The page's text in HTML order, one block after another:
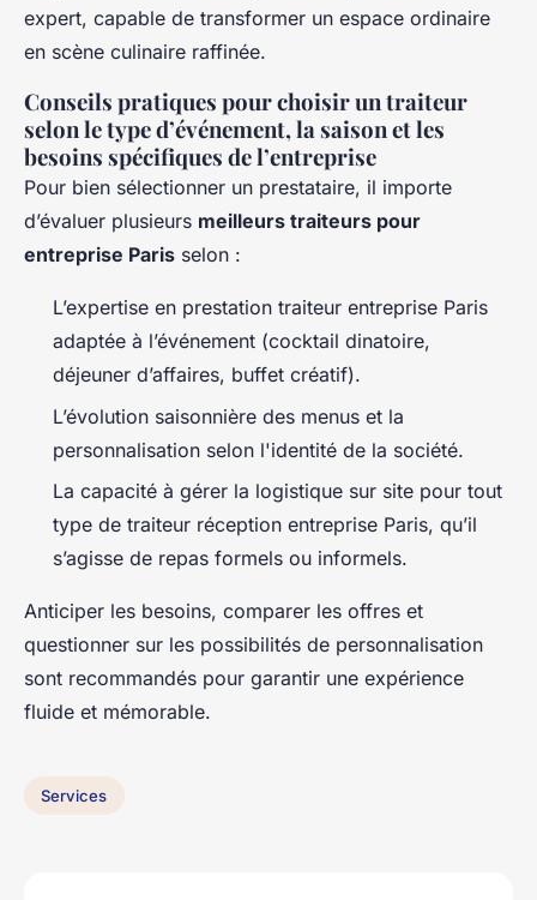
expert, capable de transformer un espace ordinaire
en scène culinaire raffinée.
Conseils pratiques pour choisir un traiteur
selon le type d’événement, la saison et les
besoins spécifiques de l’entreprise
Pour bien sélectionner un prestataire, il importe
d’évaluer plusieurs meilleurs traiteurs pour
entreprise Paris selon :
L’expertise en prestation traiteur entreprise Paris
adaptée à l’événement (cocktail dinatoire,
déjeuner d’affaires, buffet créatif).
L’évolution saisonnière des menus et la
personnalisation selon l'identité de la société.
La capacité à gérer la logistique sur site pour tout
type de traiteur réception entreprise Paris, qu’il
s’agisse de repas formels ou informels.
Anticiper les besoins, comparer les offres et
questionner sur les possibilités de personnalisation
sont recommandés pour garantir une expérience
fluide et mémorable.
Services